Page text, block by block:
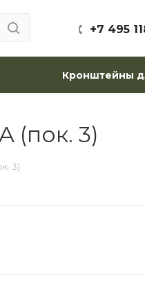
+7 495
Кронштейны
(пок. 3)
3)